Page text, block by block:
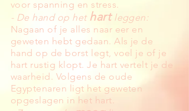
voor spanning en stress.
- De hand op het hartleggen:
Nagaan of je alles naar eer en
geweten hebt gedaan. Als je de
hand op de borst legt, voel je of je
hart rustig klopt. Je hart vertelt je de
waarheid. Volgens de oude
Egyptenaren ligt het geweten
opgeslagen in het hart.